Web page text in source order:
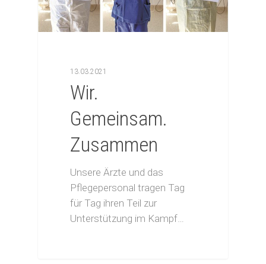
13.03.2021
Wir.
Gemeinsam.
Zusammen
Unsere Ärzte und das
Pflegepersonal tragen Tag
für Tag ihren Teil zur
Unterstützung im Kampf…